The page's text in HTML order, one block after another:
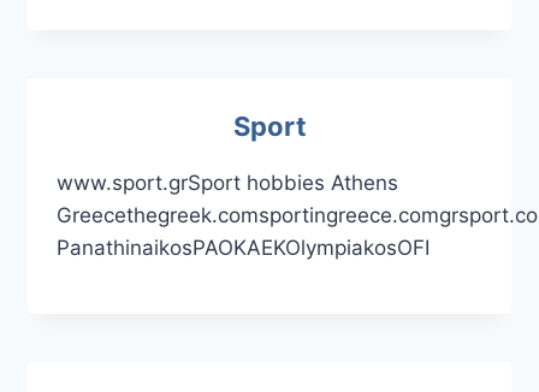
Sport
www.sport.grSport hobbies Athens
PanathinaikosPAOKAEKOlympiakosOFI